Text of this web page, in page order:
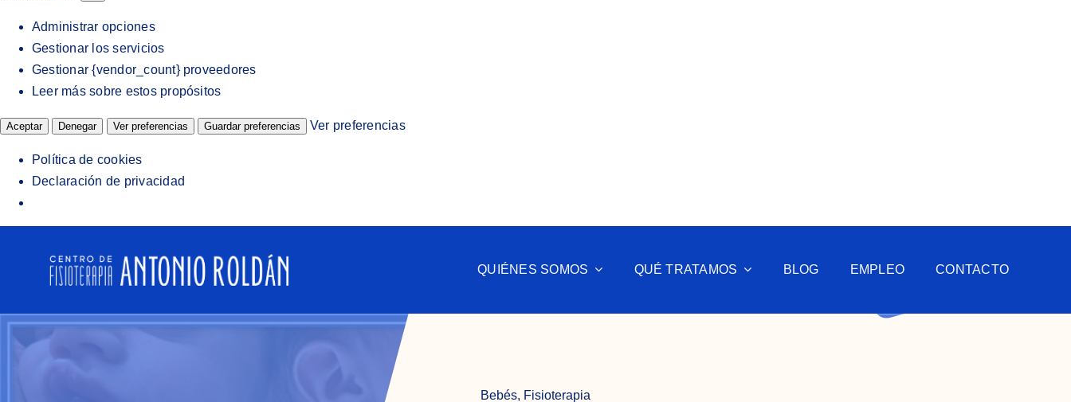
Administrar opciones
Gestionar los servicios
Gestionar {vendor_count} proveedores
Leer más sobre estos propósitos
Aceptar Denegar Ver preferencias Guardar preferencias Ver preferencias
Política de cookies
Declaración de privacidad
contenido
QUIÉNES SOMOS QUÉ TRATAMOS BLOG EMPLEO CONTACTO
Bebés, Fisioterapia